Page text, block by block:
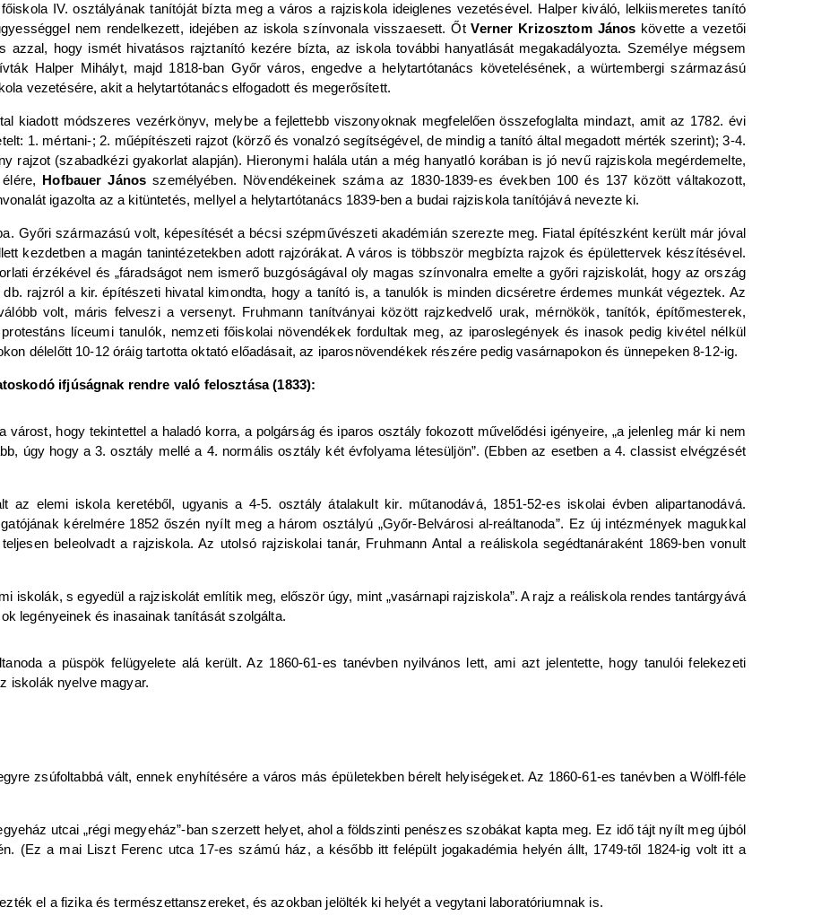
IV. osztályának tanítóját bízta meg a város a rajziskola ideiglenes vezetésével. Halper kiváló, lelkiismeretes tanító
nem rendelkezett, idejében az iskola színvonala visszaesett. ŐtVerner Krizosztom János követte a vezetői
azzal, hogy ismét hivatásos rajztanító kezére bízta, az iskola további hanyatlását megakadályozta. Személye mégsem
Halper Mihályt, majd 1818-ban Győr város, engedve a helytartótanács követelésének, a würtembergi származású
vezetésére, akit a helytartótanács elfogadott és megerősített.
kiadott módszeres vezérkönyv, melybe a fejlettebb viszonyoknak megfelelően összefoglalta mindazt, amit az 1782. évi
1. mértani-; 2. műépítészeti rajzot (körző és vonalzó segítségével, de mindig a tanító által megadott mérték szerint); 3-4.
rajzot (szabadkézi gyakorlat alapján). Hieronymi halála után a még hanyatló korában is jó nevű rajziskola megérdemelte,
Hofbauer János személyében. Növendékeinek száma az 1830-1839-es években 100 és 137 között váltakozott,
igazolta az a kitüntetés, mellyel a helytartótanács 1839-ben a budai rajziskola tanítójává nevezte ki.
Győri származású volt, képesítését a bécsi szépművészeti akadémián szerezte meg. Fiatal építészként került már jóval
kezdetben a magán tanintézetekben adott rajzórákat. A város is többször megbízta rajzok és épülettervek készítésével.
érzékével és „fáradságot nem ismerő buzgóságával oly magas színvonalra emelte a győri rajziskolát, hogy az ország
rajzról a kir. építészeti hivatal kimondta, hogy a tanító is, a tanulók is minden dicséretre érdemes munkát végeztek. Az
volt, máris felveszi a versenyt. Fruhmann tanítványai között rajzkedvelő urak, mérnökök, tanítók, építőmesterek,
líceumi tanulók, nemzeti főiskolai növendékek fordultak meg, az iparoslegények és inasok pedig kivétel nélkül
délelőtt 10-12 óráig tartotta oktató előadásait, az iparosnövendékek részére pedig vasárnapokon és ünnepeken 8-12-ig.
ifjúságnak rendre való felosztása (1833):
várost, hogy tekintettel a haladó korra, a polgárság és iparos osztály fokozott művelődési igényeire, „a jelenleg már ki nem
úgy hogy a 3. osztály mellé a 4. normális osztály két évfolyama létesüljön”. (Ebben az esetben a 4. classist elvégzését
az elemi iskola keretéből, ugyanis a 4-5. osztály átalakult kir. műtanodává, 1851-52-es iskolai évben alipartanodává.
kérelmére 1852 őszén nyílt meg a három osztályú „Győr-Belvárosi al-reáltanoda”. Ez új intézmények magukkal
beleolvadt a rajziskola. Az utolsó rajziskolai tanár, Fruhmann Antal a reáliskola segédtanáraként 1869-ben vonult
iskolák, s egyedül a rajziskolát említik meg, először úgy, mint „vasárnapi rajziskola”. A rajz a reáliskola rendes tantárgyává
legényeinek és inasainak tanítását szolgálta.
a püspök felügyelete alá került. Az 1860-61-es tanévben nyilvános lett, ami azt jelentette, hogy tanulói felekezeti
iskolák nyelve magyar.
zsúfoltabbá vált, ennek enyhítésére a város más épületekben bérelt helyiségeket. Az 1860-61-es tanévben a Wölfl-féle
utcai „régi megyeház”-ban szerzett helyet, ahol a földszinti penészes szobákat kapta meg. Ez idő tájt nyílt meg újból
(Ez a mai Liszt Ferenc utca 17-es számú ház, a később itt felépült jogakadémia helyén állt, 1749-től 1824-ig volt itt a
el a fizika és természettanszereket, és azokban jelölték ki helyét a vegytani laboratóriumnak is.